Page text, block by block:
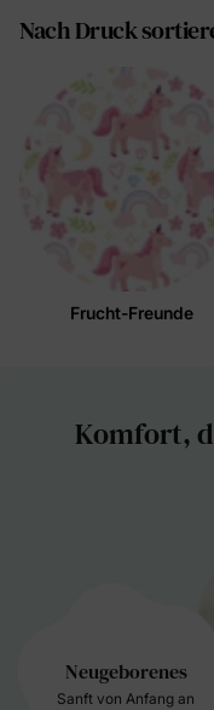
Nach Druck
Frucht-Freunde
Komfort,
Neugeborenes
Sanft von Anfang an